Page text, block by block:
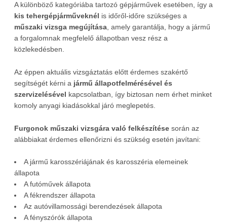
A különböző kategóriába tartozó gépjárművek esetében, így a
kis tehergépjárműveknél is időről-időre szükséges a
műszaki vizsga megújítása, amely garantálja, hogy a jármű
a forgalomnak megfelelő állapotban vesz rész a
közlekedésben.
Az éppen aktuális vizsgáztatás előtt érdemes szakértő
segítségét kérni a jármű állapotfelmérésével és
szervizelésével kapcsolatban, így biztosan nem érhet minket
komoly anyagi kiadásokkal járó meglepetés.
Furgonok műszaki vizsgára való felkészítése során az
alábbiakat érdemes ellenőrizni és szükség esetén javítani:
A jármű karosszériájának és karosszéria elemeinek
állapota
A futóművek állapota
A fékrendszer állapota
Az autóvillamossági berendezések állapota
A fényszórók állapota